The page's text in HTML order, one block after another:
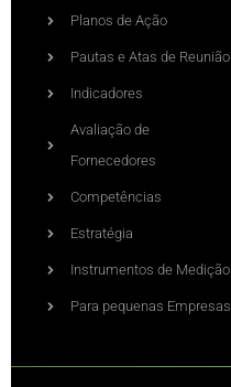
Planos de Ação
Pautas e Atas de Reunião
Indicadores
Avaliação de
Fornecedores
Competências
Estratégia
Instrumentos de Medição
Para pequenas Empresas